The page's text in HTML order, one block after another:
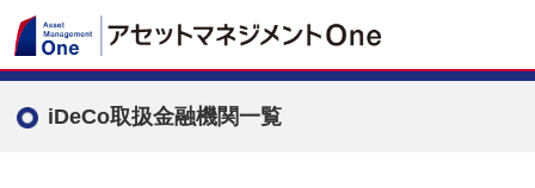
iDeCo取扱金融機関一覧